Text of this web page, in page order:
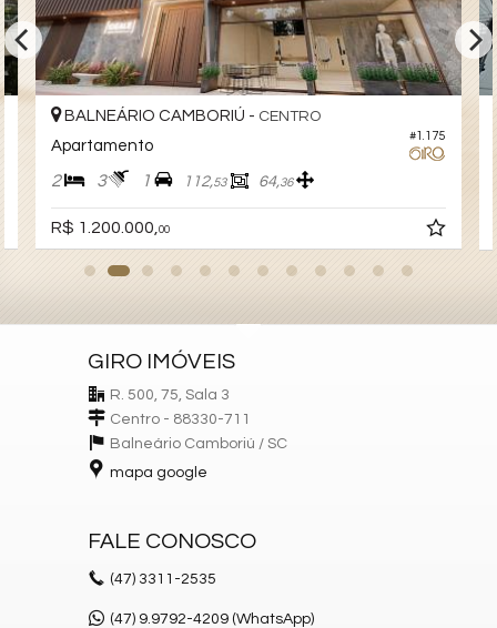
#1.175
BALNEÁRIO CAMBORIÚ - CENTRO
Apartamento
2 3 1 112,53 64,36
R$ 1.200.000,00
GIRO IMÓVEIS
R. 500, 75, Sala 3
Centro - 88330-711
Balneário Camboriú / SC
mapa google
FALE CONOSCO
(47) 3311-2535
(47) 9.9792-4209 (WhatsApp)